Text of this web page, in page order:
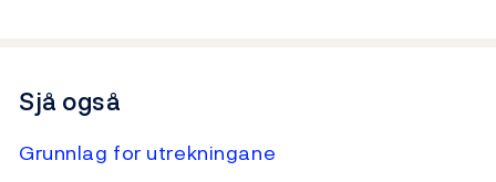
Sjå også
Grunnlag for utrekningane